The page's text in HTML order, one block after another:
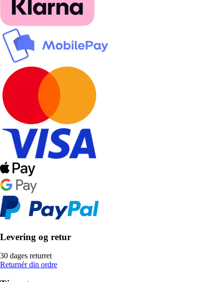
Levering og retur
30 dages returret
Returnér din ordre